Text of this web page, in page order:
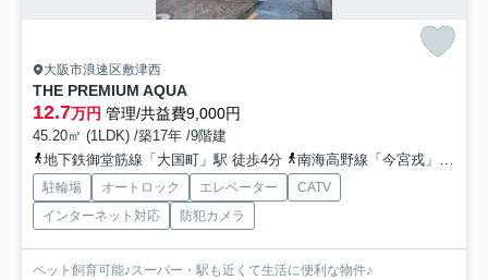
大阪市浪速区敷津西
THE PREMIUM AQUA
12.7万円 管理/共益費9,000円
45.20㎡ (1LDK) /築17年 /9階建
地下鉄御堂筋線「大国町」駅 徒歩4分
南海高野線「今宮戎」駅 徒歩10分
駐輪場 オートロック エレベーター
CATV
インターネット対応
防犯カメラ
ペット飼育可能♪スーパー・駅も近くて生活に便利な物件♪